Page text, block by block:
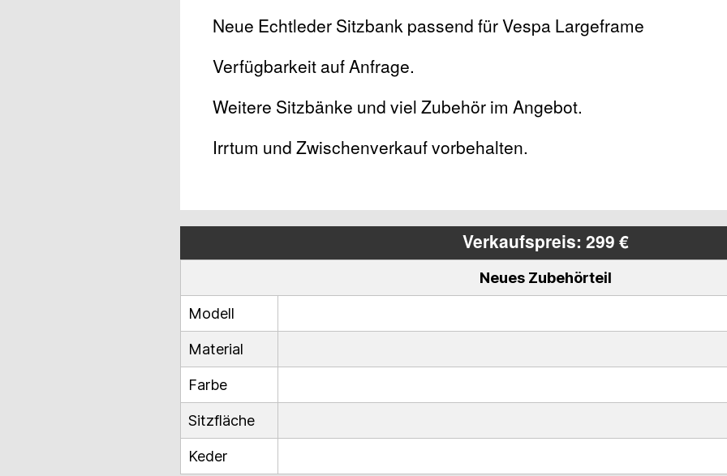
Neue Echtleder Sitzbank passend für Vespa Largeframe
Verfügbarkeit auf Anfrage.
Weitere Sitzbänke und viel Zubehör im Angebot.
Irrtum und Zwischenverkauf vorbehalten.
Verkaufspreis: 299 €
Neues Zubehörteil
Modell
Material
Farbe
Sitzfläche
Keder